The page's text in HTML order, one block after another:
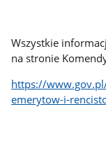
Wszystkie
na stronie
https://
emerytow-i-